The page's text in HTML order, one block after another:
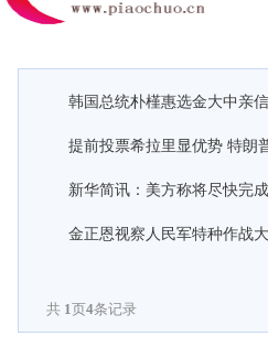
韩国总统朴槿惠选金大中亲
提前投票希拉里显优势 特朗
新华简讯：美方称将尽快完
金正恩视察人民军特种作战
共 1页4条记录